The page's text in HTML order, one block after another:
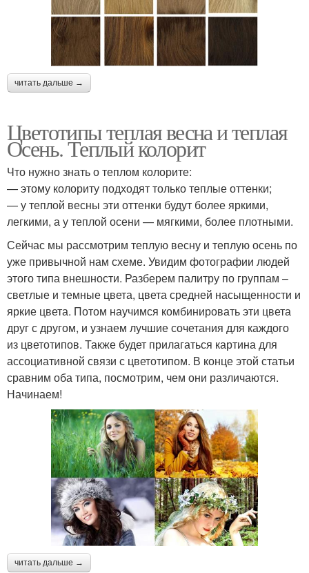
читать дальше →
Цветотипы теплая весна и теплая
Осень. Теплый колорит
Что нужно знать о теплом колорите:
— этому колориту подходят только теплые оттенки;
— у теплой весны эти оттенки будут более яркими,
легкими, а у теплой осени — мягкими, более плотными.
Сейчас мы рассмотрим теплую весну и теплую осень по
уже привычной нам схеме. Увидим фотографии людей
этого типа внешности. Разберем палитру по группам –
светлые и темные цвета, цвета средней насыщенности и
яркие цвета. Потом научимся комбинировать эти цвета
друг с другом, и узнаем лучшие сочетания для каждого
из цветотипов. Также будет прилагаться картина для
ассоциативной связи с цветотипом. В конце этой статьи
сравним оба типа, посмотрим, чем они различаются.
Начинаем!
читать дальше →